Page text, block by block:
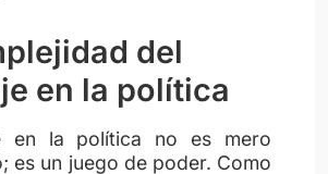
del
en la política
en la política no es mero
es un juego de poder. Como